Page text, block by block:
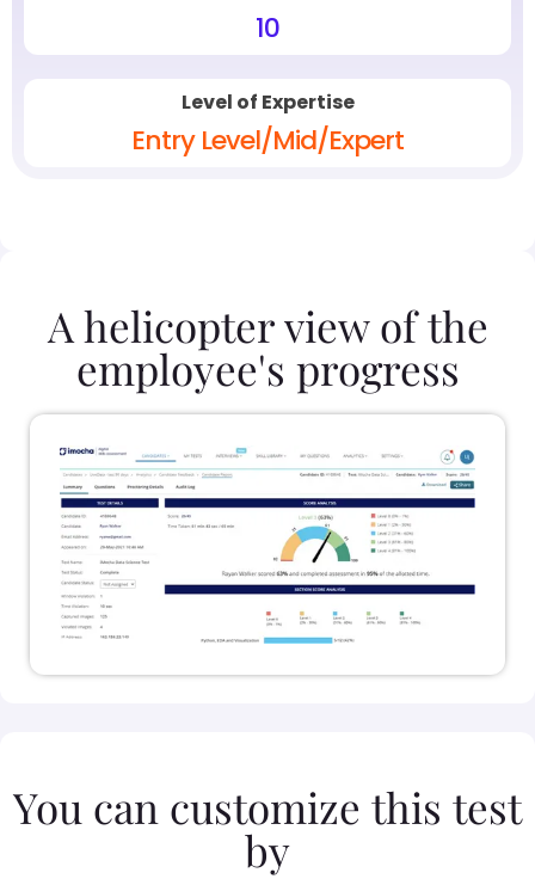
10
Level of Expertise
Entry Level/Mid/Expert
A helicopter view of the
employee's progress
You can customize this test
by